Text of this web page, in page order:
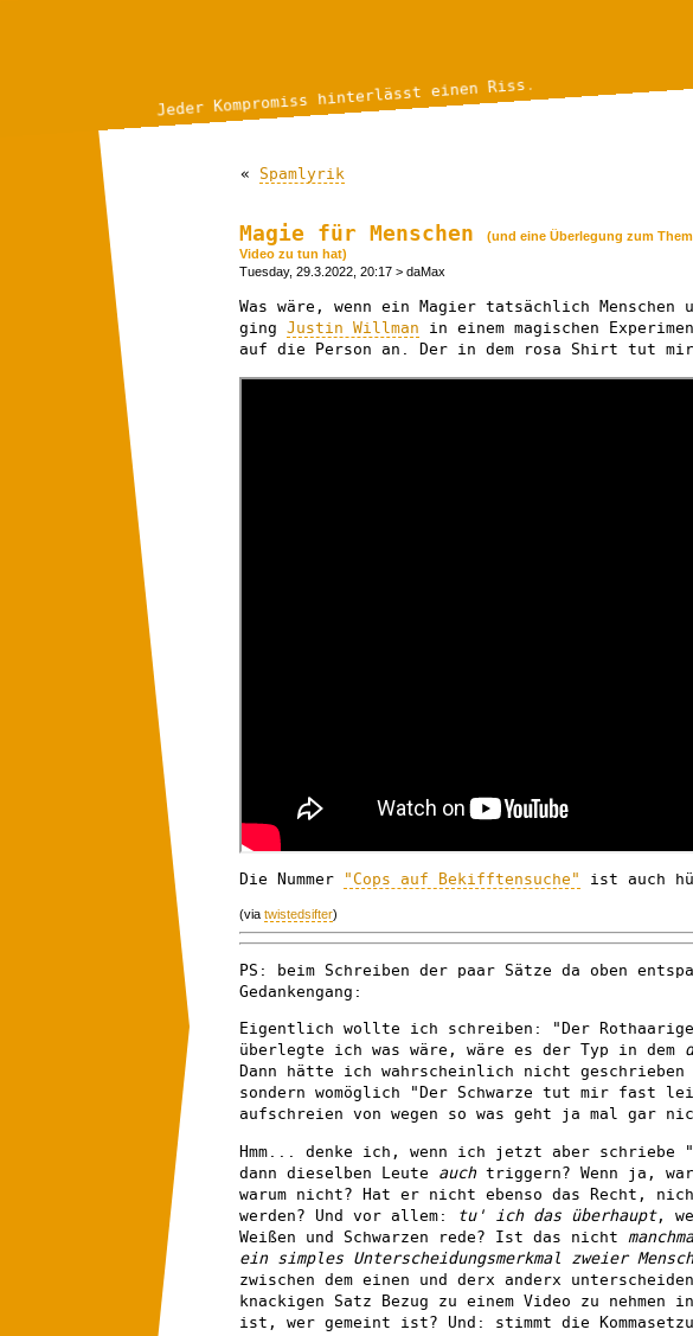
Jeder Kompromiss hinterlässt einen Riss.
« Spamlyrik
Magie für Menschen
(und eine Überlegung zum
Video zu tun hat)
Tuesday, 29.3.2022, 20:17 > daMax
Was wäre, wenn ein Magier tatsächlich Menschen
ging Justin Willman in einem magischen
auf die Person an. Der in dem rosa Shirt tut
Die Nummer "Cops auf Bekifftensuche" ist auch
(via twistedsifter)
PS: beim Schreiben der paar Sätze da oben
Gedankengang:
Eigentlich wollte ich schreiben: "Der
überlegte ich was wäre, wäre es der Typ in dem
Dann hätte ich wahrscheinlich nicht
sondern womöglich "Der Schwarze tut mir fast
aufschreien von wegen so was geht ja mal gar
Hmm... denke ich, wenn ich jetzt aber schriebe
dann dieselben Leute auchtriggern? Wenn ja,
warum nicht? Hat er nicht ebenso das Recht,
werden? Und vor allem:
tu' ich das überhaupt,
Weißen und Schwarzen rede? Ist das nicht
ein simples Unterscheidungsmerkmal zweier
zwischen dem einen und derx anderx
knackigen Satz Bezug zu einem Video zu
ist, wer gemeint ist? Und: stimmt die